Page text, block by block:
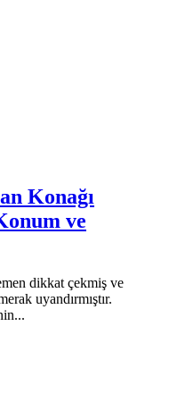
Konağı
ve
dikkat çekmiş ve
uyandırmıştır.